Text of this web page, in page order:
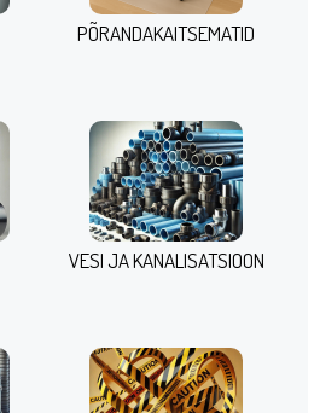
PÕRANDAKAITSEMATID
VESI JA KANALISATSIOON